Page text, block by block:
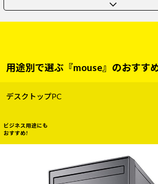
用途別で選ぶ『mouse』のおすす
デスクトップPC
ビジネス用途にも
おすすめ!